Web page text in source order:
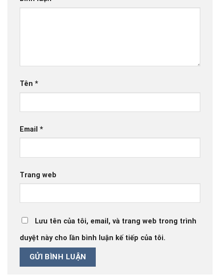
Tên *
Email *
Trang web
Lưu tên của tôi, email, và trang web trong trình
duyệt này cho lần bình luận kế tiếp của tôi.